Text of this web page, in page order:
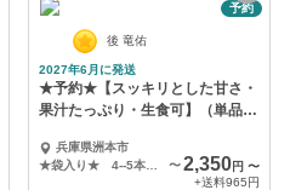
予約
後 竜佑
2027年6月に発送
★予約★【スッキリとした甘さ・
果汁たっぷり・生食可】（単品or
兵庫県洲本市
★袋入り★ 4--5本 （320ｇ～500ｇ/1本）
〜2,350円 〜
+送料965円